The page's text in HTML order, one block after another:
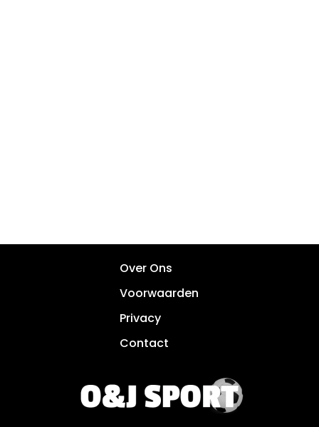
Over Ons
Voorwaarden
Privacy
Contact